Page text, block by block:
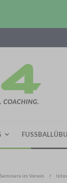
im Verein